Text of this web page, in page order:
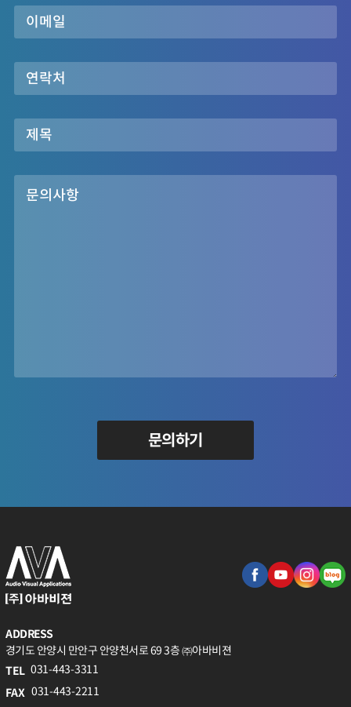
문의하기
ADDRESS
경기도 안양시 만안구 안양천서로 69 3층 ㈜아바비젼
TEL 031-443-3311
FAX 031-443-2211